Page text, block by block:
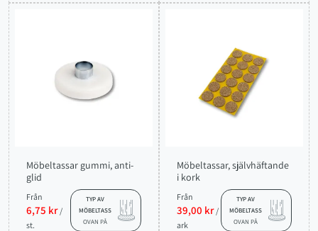
Möbeltassar gummi, anti-
glid
Från
6,75 kr /
st.
TYP AV
MÖBELTASS
OVAN PÅ
Möbeltassar, självhäftande
i kork
Från
39,00 kr /
ark
TYP AV
MÖBELTASS
OVAN PÅ